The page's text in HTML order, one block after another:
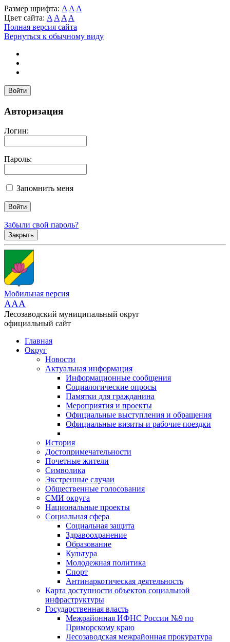
Размер шрифта: A A A
Цвет сайта: A A A A
Полная версия сайта
Вернуться к обычному виду
Войти
Авторизация
Логин:
Пароль:
Запомнить меня
Забыли свой пароль?
Закрыть
Мобильная версия
AAA
Лесозаводский муниципальный округ
официальный сайт
Главная
Округ
Новости
Актуальная информация
Информационные сообщения
Социалогические опросы
Памятки для гражданина
Мероприятия и проекты
Официальные выступления и обращения
Официальные визиты и рабочие поездки
История
Достопримечательности
Почетные жители
Символика
Экстренные случаи
Общественные голосования
СМИ округа
Национальные проекты
Социальная сфера
Социальная защита
Здравоохранение
Образование
Культура
Молодежная политика
Спорт
Антинаркотическая деятельность
Карта доступности объектов социальной
инфраструктуры
Государственная власть
Межрайонная ИФНС России №9 по
Приморскому краю
Лесозаводская межрайонная прокуратура